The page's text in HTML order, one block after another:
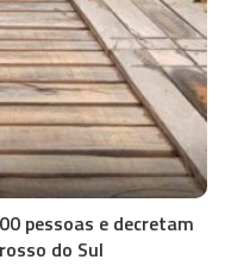
pessoas e decretam
do Sul